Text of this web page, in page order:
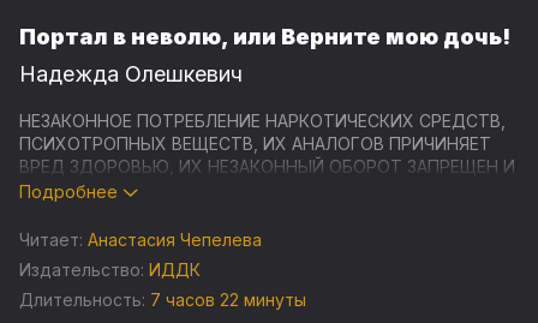
Портал в неволю, или Верните мою дочь!
Надежда Олешкевич
НЕЗАКОННОЕ ПОТРЕБЛЕНИЕ НАРКОТИЧЕСКИХ СРЕДСТВ,
ПСИХОТРОПНЫХ ВЕЩЕСТВ, ИХ АНАЛОГОВ ПРИЧИНЯЕТ
ВРЕД ЗДОРОВЬЮ, ИХ НЕЗАКОННЫЙ ОБОРОТ ЗАПРЕЩЕН И
ВЛЕЧЕТ УСТАНОВЛЕННУЮ ЗАКОНОДАТЕЛЬСТВОМ
ВНИМАНИЕ! СОДЕРЖИТ СЦЕНЫ РАСПИТИЯ СПИРТНЫХ
НАПИТКОВ. ЧРЕЗМЕРНОЕ УПОТРЕБЛЕНИЕ АЛКОГОЛЯ
ВРЕДИТ ВАШЕМУ ЗДОРОВЬЮ.
Подробнее
Читает: Анастасия Чепелева
Издательство: ИДДК
Длительность: 7 часов 22 минуты